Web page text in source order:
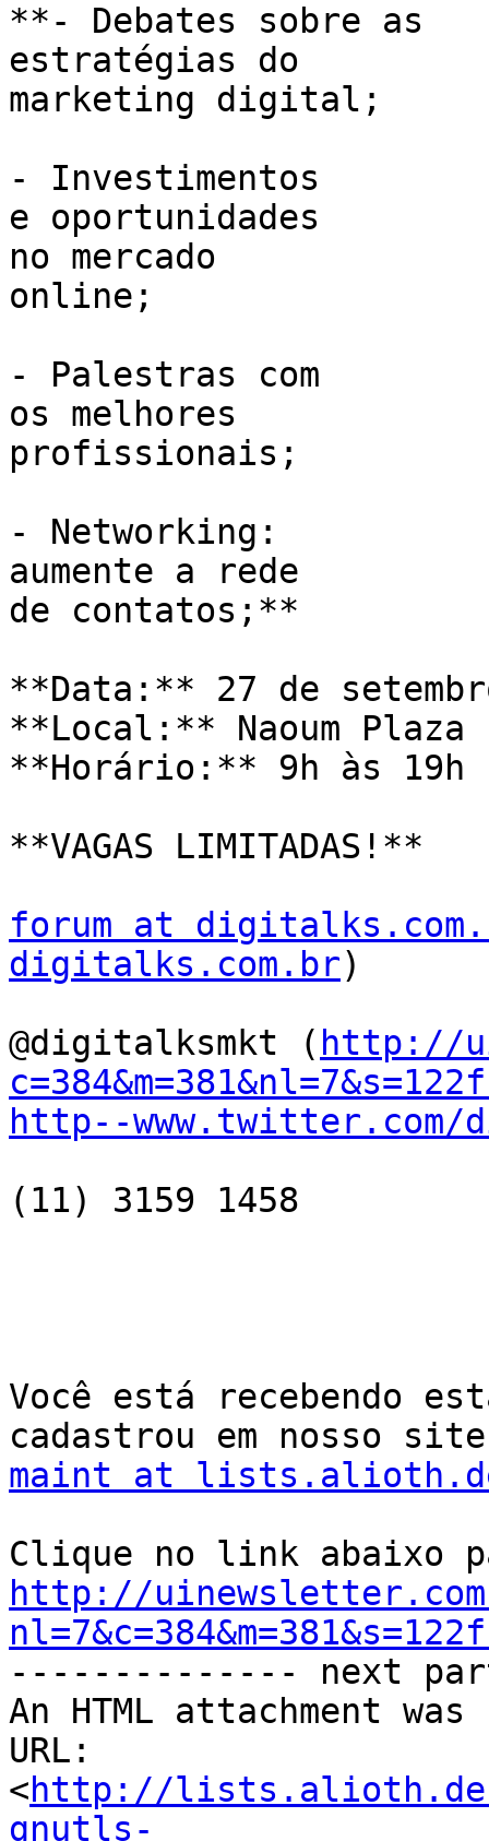
**- Debates sobre as
estratégias do
marketing digital;
- Investimentos
e oportunidades
no mercado
online;
- Palestras com
os melhores
profissionais;
- Networking:
aumente a rede
de contatos;**
**Data:** 27 de
**Local:** Naoum
**Horário:** 9h às 19h
**VAGAS LIMITADAS!**
forum at
digitalks.com.br)
@digitalksmkt ( http://
http--www.twitter.com/
(11) 3159 1458
Você está recebendo
cadastrou em nosso
maint at
http://
-------------- next
An HTML attachment
URL:
<http://
gnutls-